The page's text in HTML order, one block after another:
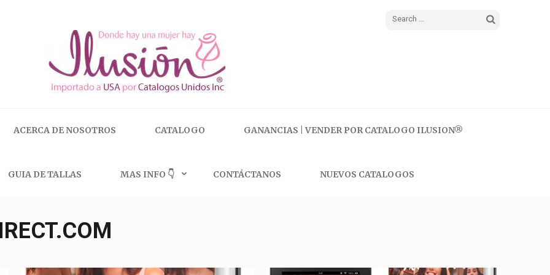
Search
ACERCA DE NOSOTROS CATALOGO GANANCIAS | VENDER POR CATALOGO ILUSION®
GUIA DE TALLAS MAS INFO 👇 CONTÁCTANOS NUEVOS CATALOGOS